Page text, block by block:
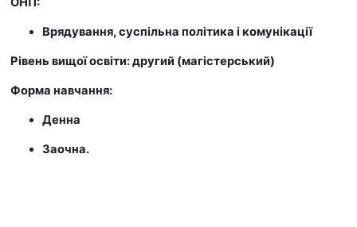
Врядування, суспільна політика і комунікації
Рівень вищої освіти: другий (магістерський)
Форма навчання:
Денна
Заочна.